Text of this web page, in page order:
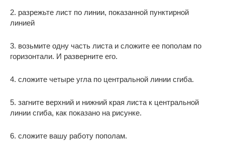
2. разрежьте лист по линии, показанной пунктирной
линией
3. возьмите одну часть листа и сложите ее пополам по
горизонтали. И разверните его.
4. сложите четыре угла по центральной линии сгиба.
5. загните верхний и нижний края листа к центральной
линии сгиба, как показано на рисунке.
6. сложите вашу работу пополам.